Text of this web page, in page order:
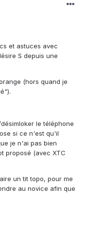
et astuces avec
S depuis une
(hors quand je
le téléphone
si ce n'est qu'il
je n'ai pas bien
proposé (avec XTC
un tit topo, pour me
au novice afin que